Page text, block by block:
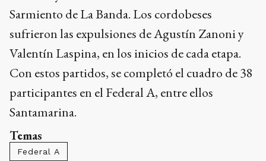
Sarmiento de La Banda. Los cordobeses
sufrieron las expulsiones de Agustín Zanoni y
Valentín Laspina, en los inicios de cada etapa.
Con estos partidos, se completó el cuadro de 38
participantes en el Federal A, entre ellos
Santamarina.
Temas
Federal A